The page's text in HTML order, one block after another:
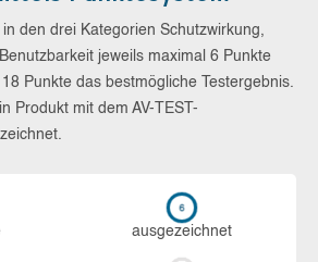
den drei Kategorien Schutzwirkung,
jeweils maximal 6 Punkte
Punkte das bestmögliche Testergebnis.
Produkt mit dem AV-TEST-
aus­ge­zeich­net